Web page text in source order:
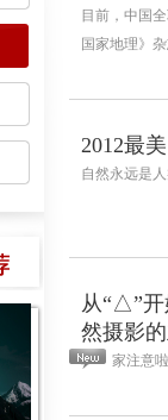
目前，中国
国家地理》
2012最
自然永远是
从“△”开
然摄影
家注意